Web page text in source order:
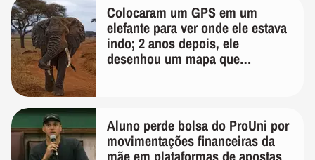
Colocaram um GPS em um
elefante para ver onde ele estava
indo; 2 anos depois, ele
desenhou um mapa que
Aluno perde bolsa do ProUni por
movimentações financeiras da
mãe em plataformas de apostas